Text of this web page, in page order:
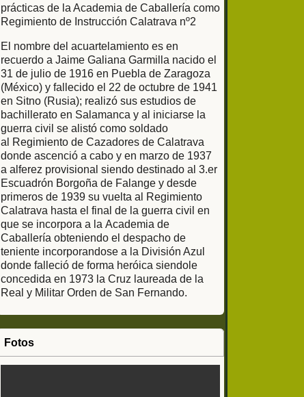
prácticas de la Academia de Caballería como
Regimiento de Instrucción Calatrava nº2
El nombre del acuartelamiento es en
recuerdo a Jaime Galiana Garmilla nacido el
31 de julio de 1916 en Puebla de Zaragoza
(México) y fallecido el 22 de octubre de 1941
en Sitno (Rusia); realizó sus estudios de
bachillerato en Salamanca y al iniciarse la
guerra civil se alistó como soldado
al Regimiento de Cazadores de Calatrava
donde ascenció a cabo y en marzo de 1937
a alferez provisional siendo destinado al 3.er
Escuadrón Borgoña de Falange y desde
primeros de 1939 su vuelta al Regimiento
Calatrava hasta el final de la guerra civil en
que se incorpora a la Academia de
Caballería obteniendo el despacho de
teniente incorporandose a la División Azul
donde falleció de forma heróica siendole
concedida en 1973 la Cruz laureada de la
Real y Militar Orden de San Fernando.
Fotos